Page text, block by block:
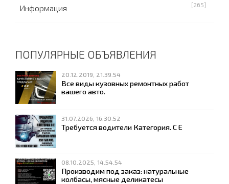
Информация [265]
ПОПУЛЯРНЫЕ ОБЪЯВЛЕНИЯ
20.12.2019, 21.39.54
Все виды кузовных ремонтных работ
вашего авто.
31.07.2026, 16.30.52
Требуется водители Категория. С Е
08.10.2025, 14.54.54
Производим под заказ: натуральные
колбасы, мясные деликатесы